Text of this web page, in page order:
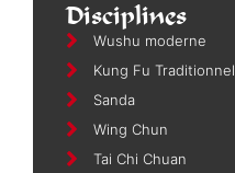
Disciplines
Wushu moderne
Kung Fu Traditionnel
Sanda
Wing Chun
Tai Chi Chuan